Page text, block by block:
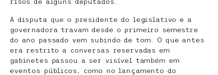
A disputa que o presidente do legislativo e a
governadora travam desde o primeiro semestre
do ano passado vem subindo de tom. O que antes
era restrito a conversas reservadas em
gabinetes passou a ser visível também em
eventos públicos, como no lançamento do